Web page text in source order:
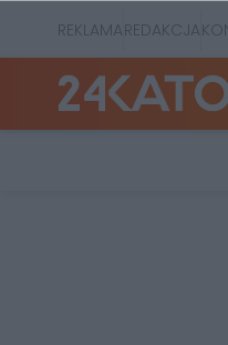
REKLAMAREDAKCJA